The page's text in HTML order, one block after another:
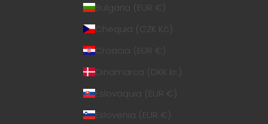
Bulgaria (EUR €)
Chequia (CZK Kč)
Croacia (EUR €)
Dinamarca (DKK kr.)
Eslovaquia (EUR €)
Eslovenia (EUR €)